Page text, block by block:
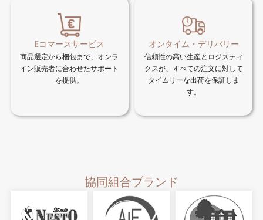
Eコマースサービス
商品選定から梱包まで、オンラ
イン販売者に合わせたサポート
を提供。
オンタイム・デリバリー
信頼性の高い生産とロジスティ
クスが、すべての注文に対して
タイムリーな出荷を保証しま
す。
協同組合ブランド